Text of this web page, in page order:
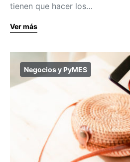
tienen que hacer los…
Ver más
Negocios y PyMES